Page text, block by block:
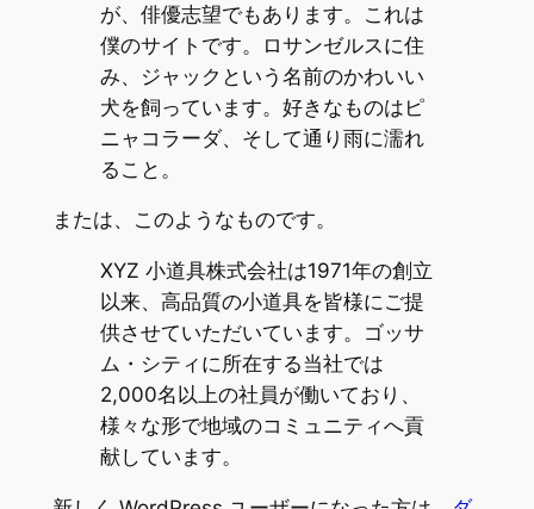
が、俳優志望でもあります。これは
僕のサイトです。ロサンゼルスに住
み、ジャックという名前のかわいい
犬を飼っています。好きなものはピ
ニャコラーダ、そして通り雨に濡れ
ること。
または、このようなものです。
XYZ 小道具株式会社は1971年の創立
以来、高品質の小道具を皆様にご提
供させていただいています。ゴッサ
ム・シティに所在する当社では
2,000名以上の社員が働いており、
様々な形で地域のコミュニティへ貢
献しています。